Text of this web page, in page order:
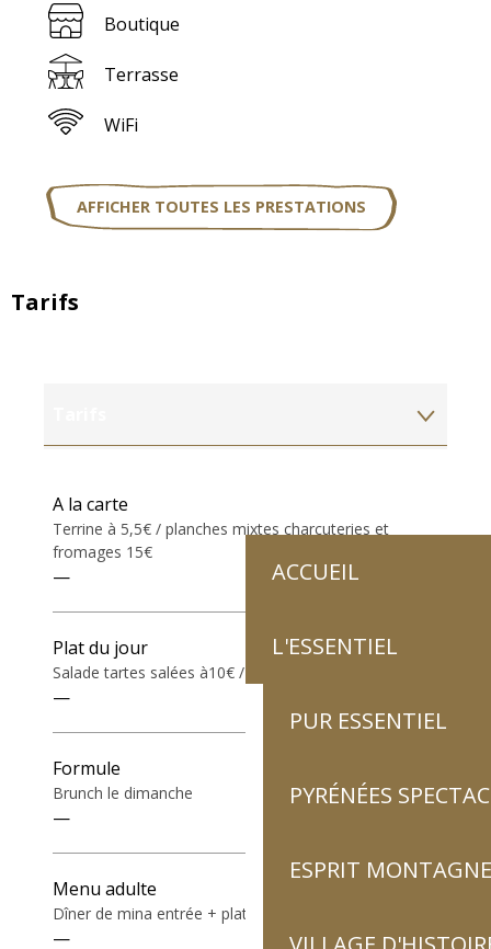
ACCUEIL
L'ESSENTIEL
PUR ESSENTIEL
PYRÉNÉES
ESPRIT MONTAGNE
Boutique
Terrasse
WiFi
AFFICHER TOUTES LES PRESTATIONS
Tarifs
A la carte
Terrine à 5,5€ / planches mixtes charcuteries et
fromages 15€
—
Plat du jour
Salade tartes salées à10€ / poke bowl 12€
—
Formule
Brunch le dimanche
—
Menu adulte
Dîner de mina entrée + plat + dessert
—